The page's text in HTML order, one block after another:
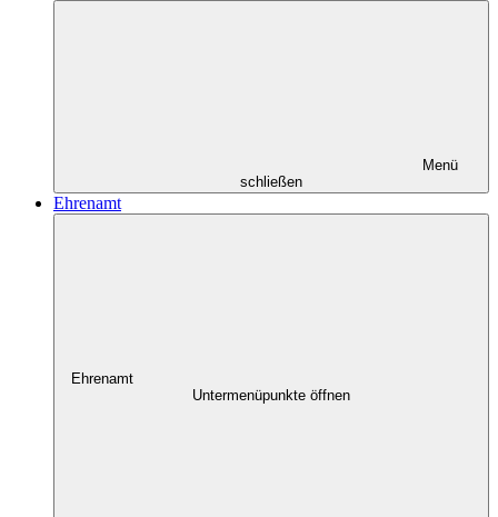
Menü
schließen
Ehrenamt
Ehrenamt
Untermenüpunkte öffnen